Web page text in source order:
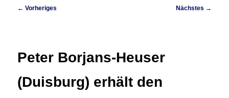
Bilder-
← Vorheriges Nächstes →
Peter Borjans-Heuser
(Duisburg) erhält den